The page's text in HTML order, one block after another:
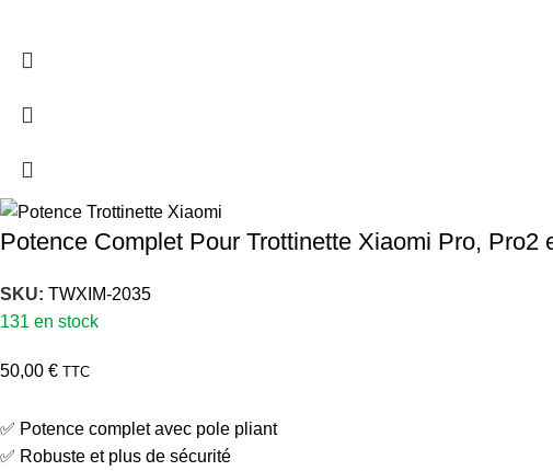
Potence Complet Pour Trottinette Xiaomi Pro, Pro2
SKU: TWXIM-2035
131 en stock
50,00 € TTC
✅ Potence complet avec pole pliant
✅ Robuste et plus de sécurité